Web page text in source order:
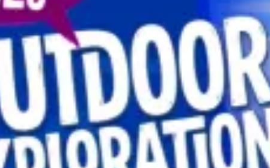
cine